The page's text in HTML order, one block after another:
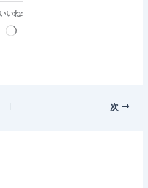
いいね:
読
次